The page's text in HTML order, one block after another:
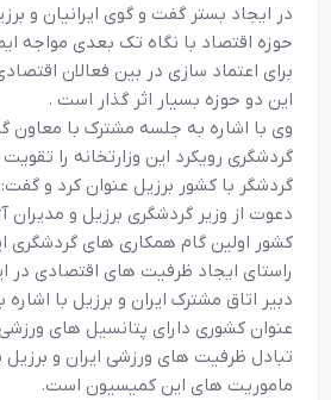
در ايجاد بستر گفت و گوي ايرانيان و
حوزه اقتصاد با نگاه تک بعدي مواجه
براي اعتماد سازي در بين فعالان
اين دو حوزه بسيار اثر گذار است .
وي با اشاره به جلسه مشترک با معاون
گردشگري رويکرد اين وزارتخانه را
گردشگر با کشور برزيل عنوان کرد و
دعوت از وزير گردشگري برزيل و مديران
کشور اولين گام همکاري هاي گردشگري
راستاي ايجاد ظرفيت هاي اقتصادي در
دبير اتاق مشترک ايران و برزيل با
عنوان کشوري داراي پتانسيل هاي
تبادل ظرفيت هاي ورزشي ايران و برزيل
ماموريت هاي اين کميسيون است.